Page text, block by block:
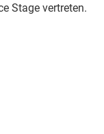
Stage vertreten.